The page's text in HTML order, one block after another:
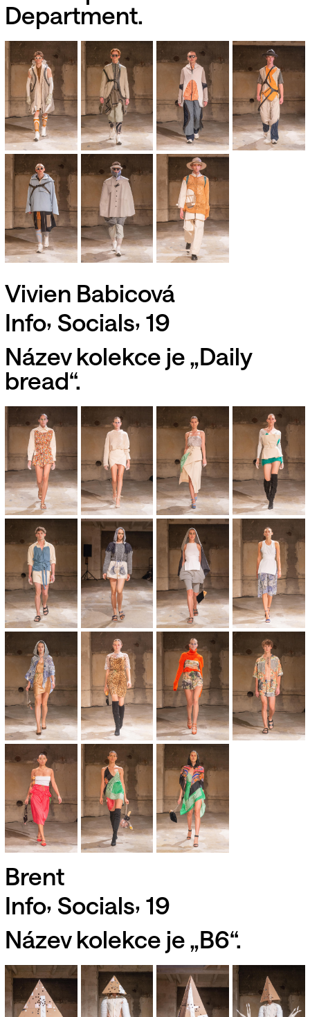
Department.
Vivien Babicová
Info, Socials, 19
Název kolekce je „Daily
bread“.
Brent
Info, Socials, 19
Název kolekce je „B6“.